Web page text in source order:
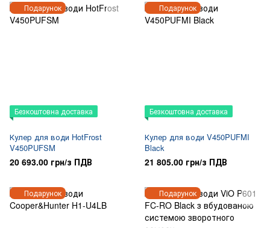
Подарунок
Безкоштовна доставка
Кулер для води HotFrost
V450PUFSM
20 693.00 грн/з ПДВ
Подарунок
Безкоштовна доставка
Кулер для води V450PUFMI
Black
21 805.00 грн/з ПДВ
Подарунок Подарунок